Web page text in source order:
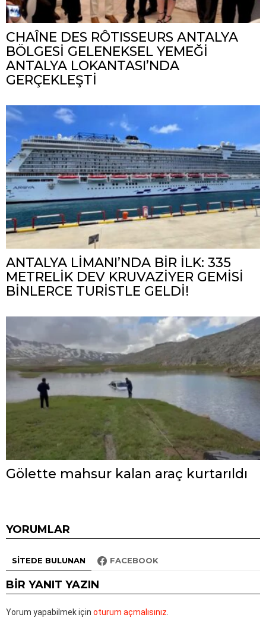
CHAÎNE DES RÔTISSEURS ANTALYA
BÖLGESİ GELENEKSEL YEMEĞİ
ANTALYA LOKANTASI’NDA
GERÇEKLEŞTİ
ANTALYA LİMANI’NDA BİR İLK: 335
METRELİK DEV KRUVAZİYER GEMİSİ
BİNLERCE TURİSTLE GELDİ!
Gölette mahsur kalan araç kurtarıldı
YORUMLAR
SITEDE BULUNAN FACEBOOK
BIR YANIT YAZIN
Yorum yapabilmek için oturum açmalısınız